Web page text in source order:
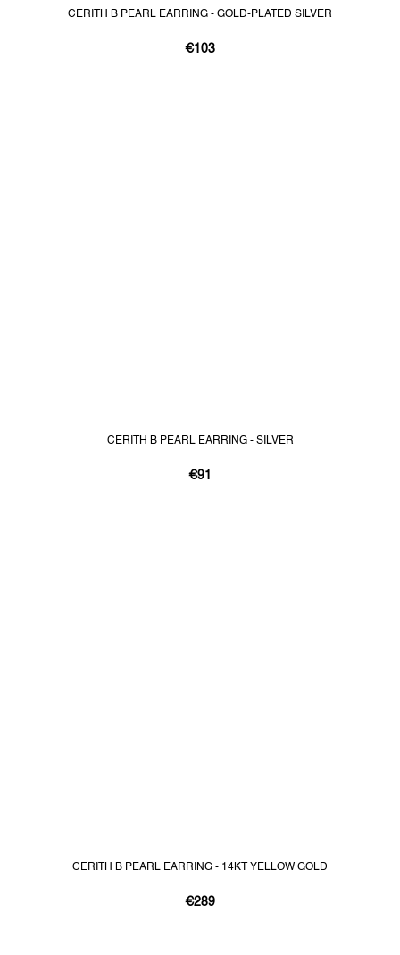
CERITH B PEARL EARRING - GOLD-PLATED SILVER
€103
CERITH B PEARL EARRING - SILVER
€91
CERITH B PEARL EARRING - 14KT YELLOW GOLD
€289